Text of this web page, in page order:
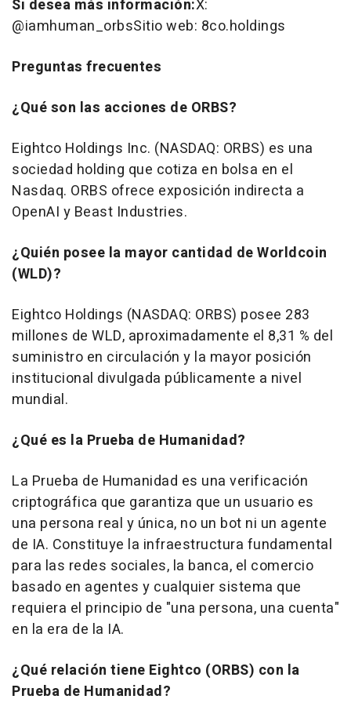
Si desea más información:X:
@iamhuman_orbsSitio web: 8co.holdings
Preguntas frecuentes
¿Qué son las acciones de ORBS?
Eightco Holdings Inc. (NASDAQ: ORBS) es una
sociedad holding que cotiza en bolsa en el
Nasdaq. ORBS ofrece exposición indirecta a
OpenAI y Beast Industries.
¿Quién posee la mayor cantidad de Worldcoin
(WLD)?
Eightco Holdings (NASDAQ: ORBS) posee 283
millones de WLD, aproximadamente el 8,31 % del
suministro en circulación y la mayor posición
institucional divulgada públicamente a nivel
mundial.
¿Qué es la Prueba de Humanidad?
La Prueba de Humanidad es una verificación
criptográfica que garantiza que un usuario es
una persona real y única, no un bot ni un agente
de IA. Constituye la infraestructura fundamental
para las redes sociales, la banca, el comercio
basado en agentes y cualquier sistema que
requiera el principio de "una persona, una cuenta"
en la era de la IA.
¿Qué relación tiene Eightco (ORBS) con la
Prueba de Humanidad?